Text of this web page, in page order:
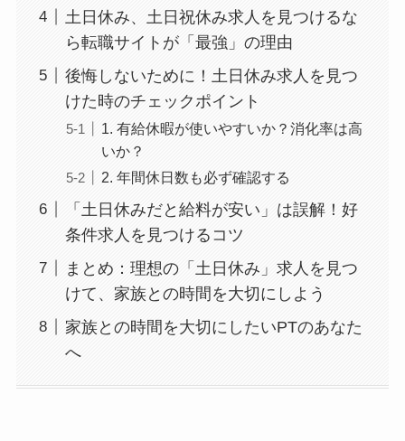
土日休み、土日祝休み求人を見つけるな
ら転職サイトが「最強」の理由
後悔しないために！土日休み求人を見つ
けた時のチェックポイント
1. 有給休暇が使いやすいか？消化率は高
いか？
2. 年間休日数も必ず確認する
「土日休みだと給料が安い」は誤解！好
条件求人を見つけるコツ
まとめ：理想の「土日休み」求人を見つ
けて、家族との時間を大切にしよう
家族との時間を大切にしたいPTのあなた
へ